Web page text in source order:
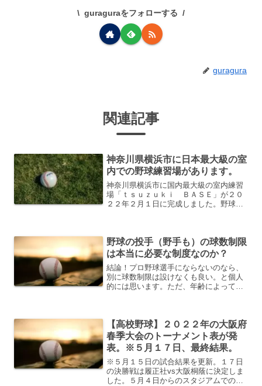
guraguraをフォローする
guragura
関連記事
神奈川県横浜市に日本最大級の室
内での野球練習場があります。
神奈川県横浜市に国内最大級の室内練習
場「ｔｓｕｚｕｋｉ ＢＡＳＥ」が２０
２２年２月１日に完成しました。野球に
学童・少年野球の指導者は...
野球の投手（野手も）の球数制限
は本当に必要な制度なのか？
結論！プロ野球選手にならないのなら、
別に球数制限は設けなくも良い。と個人
的には思います。ただ、年齢によって
１日練習？半日練習？どれが...
【高校野球】２０２２年の大阪府
春季大会のトーナメント表が発
表。※５月１７日、最終結果。
※５月１５日の試合結果を更新。１７日
の決勝戦は履正社vs大阪桐蔭に決定しま
した。５月４日からのスタジアムでの試